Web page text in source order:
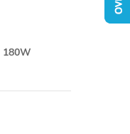
180W